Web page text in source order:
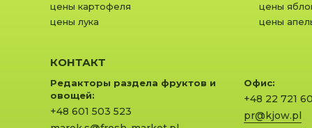
цены картофеля
цены лука
цены
цены
КОНТАКТ
Редакторы раздела фруктов и
овощей:
+48 601 503 523
Офис:
+48 22 721
pr@kjow.pl